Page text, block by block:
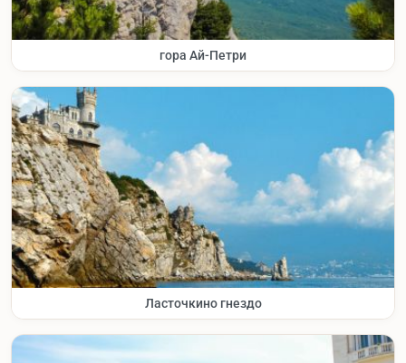
гора Ай-Петри
Ласточкино гнездо